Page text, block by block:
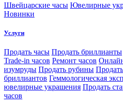
Швейцарские часы Ювелирные
Новинки
Услуги
Продать часы Продать бриллианты
Trade-in часов Ремонт часов
изумруды Продать рубины
бриллиантов Геммологическая
ювелирные украшения Продать
часов